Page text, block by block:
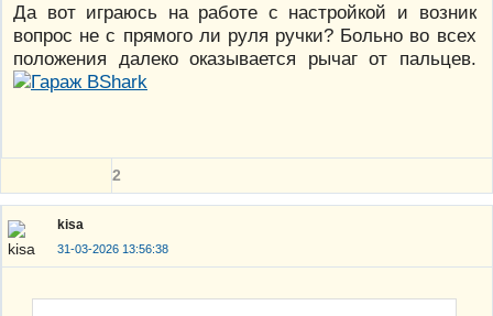
Да вот играюсь на работе с настройкой и возник
вопрос не с прямого ли руля ручки? Больно во всех
положения далеко оказывается рычаг от пальцев.
2
kisa
31-03-2026 13:56:38